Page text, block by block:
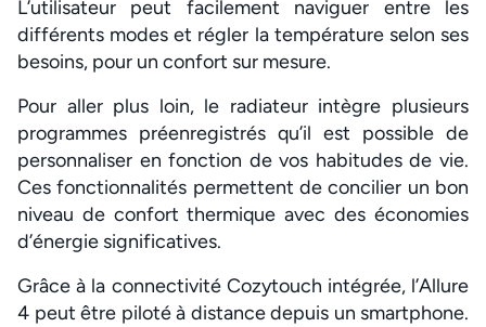
L’utilisateur peut facilement naviguer entre les
différents modes et régler la température selon ses
besoins, pour un confort sur mesure.
Pour aller plus loin, le radiateur intègre plusieurs
programmes préenregistrés qu’il est possible de
personnaliser en fonction de vos habitudes de vie.
Ces fonctionnalités permettent de concilier un bon
niveau de confort thermique avec des économies
d’énergie significatives.
Grâce à la connectivité Cozytouch intégrée, l’Allure
4 peut être piloté à distance depuis un smartphone.